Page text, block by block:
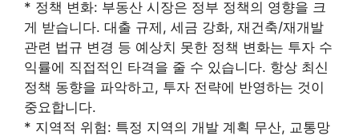
* 정책 변화: 부동산 시장은 정부 정책의 영향을 크
게 받습니다. 대출 규제, 세금 강화, 재건축/재개발
관련 법규 변경 등 예상치 못한 정책 변화는 투자 수
익률에 직접적인 타격을 줄 수 있습니다. 항상 최신
정책 동향을 파악하고, 투자 전략에 반영하는 것이
중요합니다.
* 지역적 위험: 특정 지역의 개발 계획 무산, 교통망